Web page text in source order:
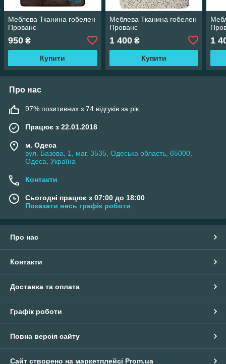
Меблева Тканина гобелен
Прованс
950 ₴
Купити
Меблева Тканина гобелен
Прованс
1 400₴
Купити
1
Про нас
97% позитивних з 74 відгуків за рік
Працює з 22.01.2018
м. Одеса
вул. Базова, 1, маг. 3535, Одеська область, 65000,
Одеса, Україна
Контакти
Сьогодні працює з 07:00 до 18:00
Показати весь графік роботи
Про нас
Контакти
Доставка та оплата
Графік роботи
Повна версія сайту
Сайт створено на маркетплейсі Prom.ua